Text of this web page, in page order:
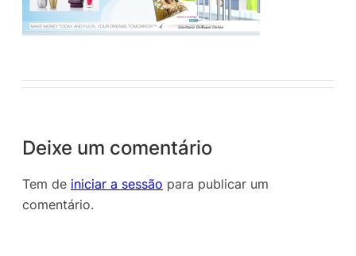
Deixe um comentário
Tem de iniciar a sessão para publicar um
comentário.